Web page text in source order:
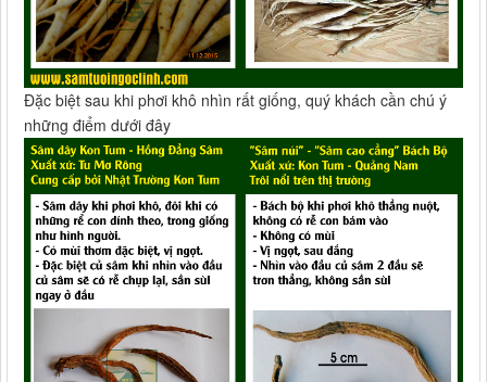
Đặc biệt sau khi phơi khô nhìn rất giống, quý khách cần chú ý
những điểm dưới đây